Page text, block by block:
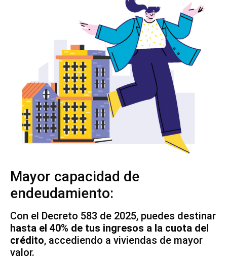
Mayor capacidad de
endeudamiento:
Con el Decreto 583 de 2025, puedes destinar
hasta el 40% de tus ingresos a la cuota del
crédito, accediendo a viviendas de mayor
valor.